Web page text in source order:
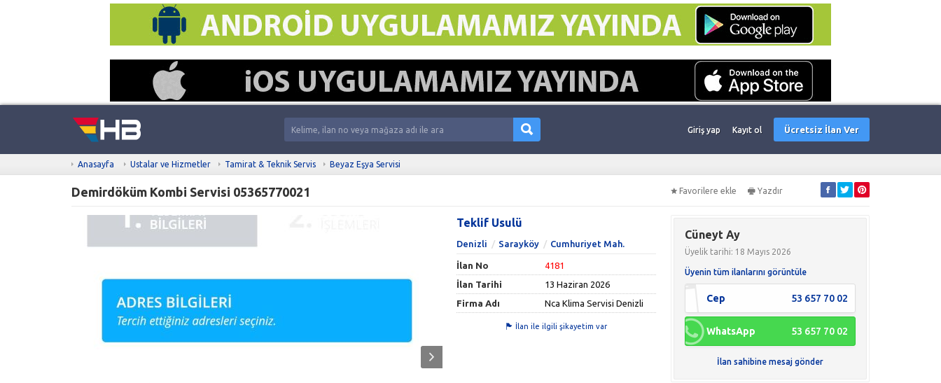
Giriş yap Kayıt ol Ücretsiz İlan Ver
Anasayfa Ustalar ve Hizmetler Tamirat & Teknik Servis Beyaz Eşya Servisi
Demirdöküm Kombi Servisi 05365770021 Favorilere ekle Yazdır
Teklif Usulü
Denizli Sarayköy Cumhuriyet Mah.
İlan No
4181
İlan Tarihi
13 Haziran 2026
Firma Adı
Nca Klima Servisi Denizli
İlan ile ilgili şikayetim var
Cüneyt Ay
Üyelik tarihi: 18 Mayıs 2026
Üyenin tüm ilanlarını görüntüle
Cep 53 657 70 02
WhatsApp 53 657 70 02
İlan sahibine mesaj gönder